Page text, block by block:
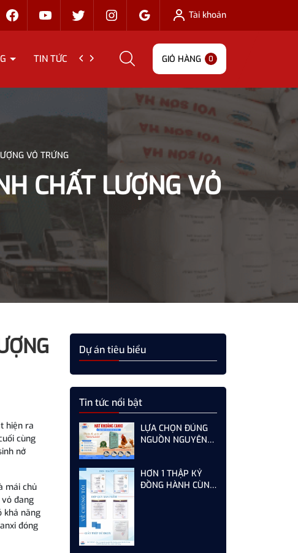
Tài khoản
TIN TỨC LIÊN HỆ GIỎ HÀNG 0
VỎ TRỨNG
CHẤT LƯỢNG VỎ
hiện ra
cùng
nở
mái chủ
đang
khả năng
đóng
Dự án tiêu biểu
Tin tức nổi bật
LỰA CHỌN ĐÚNG
NGUỒN NGUYÊN
TỐI ƯU CHO GÀ,
VỊT ĐẺ NĂNG SUẤT
HƠN 1 THẬP KỶ
ĐỒNG HÀNH CÙNG